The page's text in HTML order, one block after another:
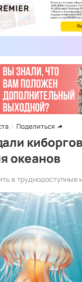
Поделиться
океанов
в труднодоступные